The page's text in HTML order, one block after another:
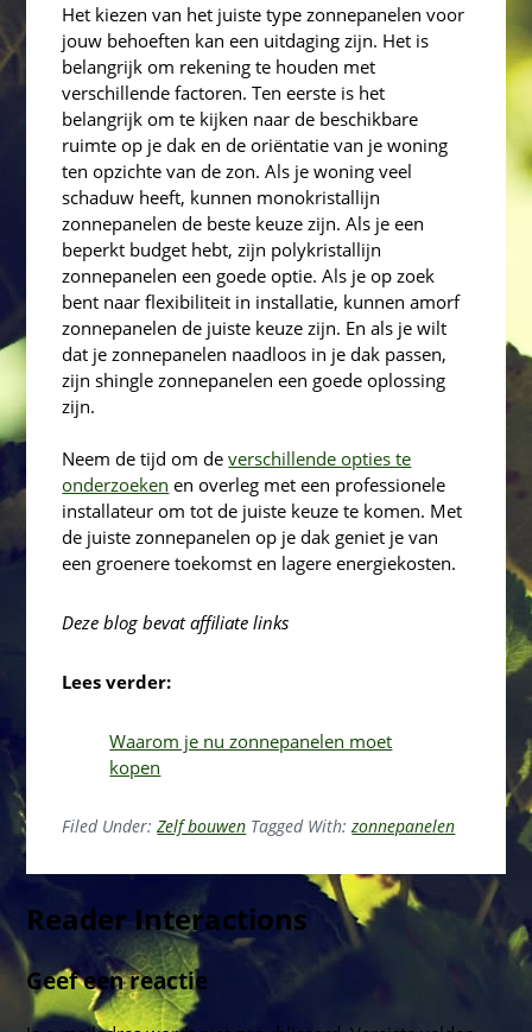
Het kiezen van het juiste type zonnepanelen voor
jouw behoeften kan een uitdaging zijn. Het is
belangrijk om rekening te houden met
verschillende factoren. Ten eerste is het
belangrijk om te kijken naar de beschikbare
ruimte op je dak en de oriëntatie van je woning
ten opzichte van de zon. Als je woning veel
schaduw heeft, kunnen monokristallijn
zonnepanelen de beste keuze zijn. Als je een
beperkt budget hebt, zijn polykristallijn
zonnepanelen een goede optie. Als je op zoek
bent naar flexibiliteit in installatie, kunnen amorf
zonnepanelen de juiste keuze zijn. En als je wilt
dat je zonnepanelen naadloos in je dak passen,
zijn shingle zonnepanelen een goede oplossing
zijn.
Neem de tijd om deverschillende opties te
onderzoeken en overleg met een professionele
installateur om tot de juiste keuze te komen. Met
de juiste zonnepanelen op je dak geniet je van
een groenere toekomst en lagere energiekosten.
Deze blog bevat affiliate links
Lees verder:
Waarom je nu zonnepanelen moet
kopen
Filed Under:Zelf bouwen Tagged With:zonnepanelen
Reader Interactions
Geef een reactie